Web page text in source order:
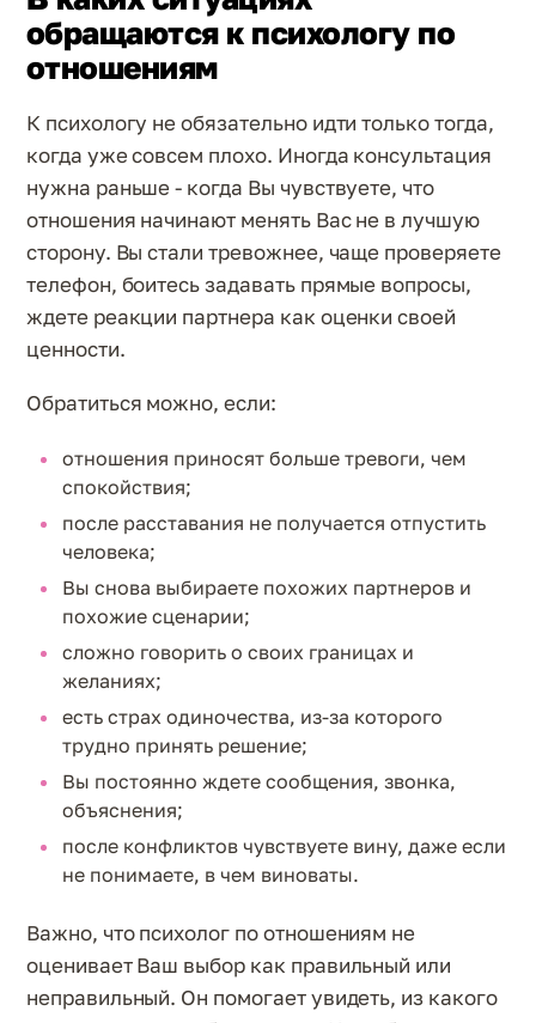
обращаются к психологу по
отношениям
К психологу не обязательно идти только тогда,
когда уже совсем плохо. Иногда консультация
нужна раньше - когда Вы чувствуете, что
отношения начинают менять Вас не в лучшую
сторону. Вы стали тревожнее, чаще проверяете
телефон, боитесь задавать прямые вопросы,
ждете реакции партнера как оценки своей
ценности.
Обратиться можно, если:
отношения приносят больше тревоги, чем
спокойствия;
после расставания не получается отпустить
человека;
Вы снова выбираете похожих партнеров и
похожие сценарии;
сложно говорить о своих границах и
желаниях;
есть страх одиночества, из-за которого
трудно принять решение;
Вы постоянно ждете сообщения, звонка,
объяснения;
после конфликтов чувствуете вину, даже если
не понимаете, в чем виноваты.
Важно, что психолог по отношениям не
оценивает Ваш выбор как правильный или
неправильный. Он помогает увидеть, из какого